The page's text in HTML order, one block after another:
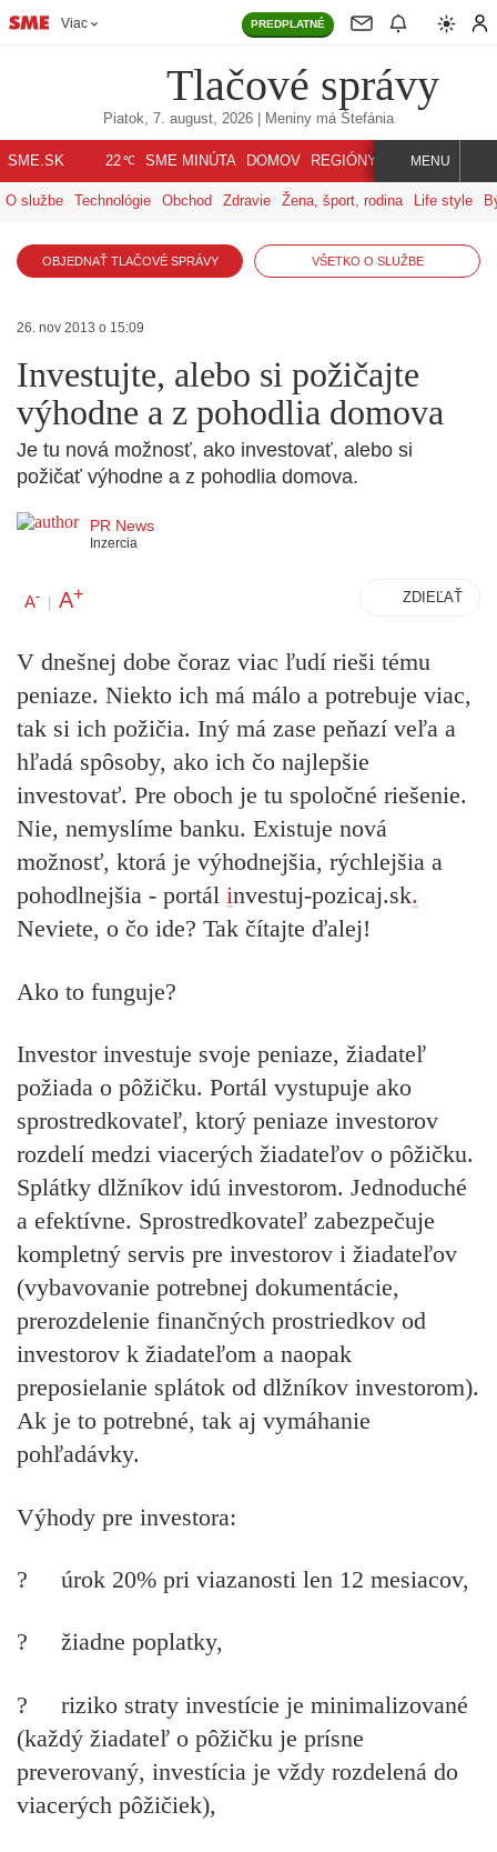
Viac PREDPLATNÉ
Tlačové správy
Piatok, 7. august, 2026 | Meniny má Štefánia
SME.SK 22℃ SME MINÚTA DOMOV REGIÓNY INDEX SVET
MENU
O službe Technológie Obchod Zdravie Žena, šport, rodina Life style
OBJEDNAŤ TLAČOVÉ SPRÁVY VŠETKO O SLUŽBE
26. nov 2013 o 15:09
Investujte, alebo si požičajte
výhodne a z pohodlia domova
Je tu nová možnosť, ako investovať, alebo si
požičať výhodne a z pohodlia domova.
PR News
Inzercia
A- | A+ ZDIEĽAŤ
V dnešnej dobe čoraz viac ľudí rieši tému
peniaze. Niekto ich má málo a potrebuje viac,
tak si ich požičia. Iný má zase peňazí veľa a
hľadá spôsoby, ako ich čo najlepšie
investovať. Pre oboch je tu spoločné riešenie.
Nie, nemyslíme banku. Existuje nová
možnosť, ktorá je výhodnejšia, rýchlejšia a
pohodlnejšia - portál investuj-pozicaj.sk.
Neviete, o čo ide? Tak čítajte ďalej!
Ako to funguje?
Investor investuje svoje peniaze, žiadateľ
požiada o pôžičku. Portál vystupuje ako
sprostredkovateľ, ktorý peniaze investorov
rozdelí medzi viacerých žiadateľov o pôžičku.
Splátky dlžníkov idú investorom. Jednoduché
a efektívne. Sprostredkovateľ zabezpečuje
kompletný servis pre investorov i žiadateľov
(vybavovanie potrebnej dokumentácie,
prerozdelenie finančných prostriedkov od
investorov k žiadateľom a naopak
preposielanie splátok od dlžníkov investorom).
Ak je to potrebné, tak aj vymáhanie
pohľadávky.
Výhody pre investora:
? úrok 20% pri viazanosti len 12 mesiacov,
? žiadne poplatky,
? riziko straty investície je minimalizované
(každý žiadateľ o pôžičku je prísne
preverovaný, investícia je vždy rozdelená do
viacerých pôžičiek),